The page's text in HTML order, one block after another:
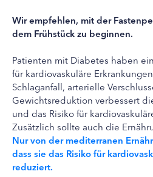
Wir empfehlen, mit der
dem Frühstück zu beginnen.
Patienten mit Diabetes haben
für kardiovaskuläre
Schlaganfall, arterielle
Gewichtsreduktion verbessert
und das Risiko für
Zusätzlich sollte auch die
Nur von der mediterranen
dass sie das Risiko für
reduziert.